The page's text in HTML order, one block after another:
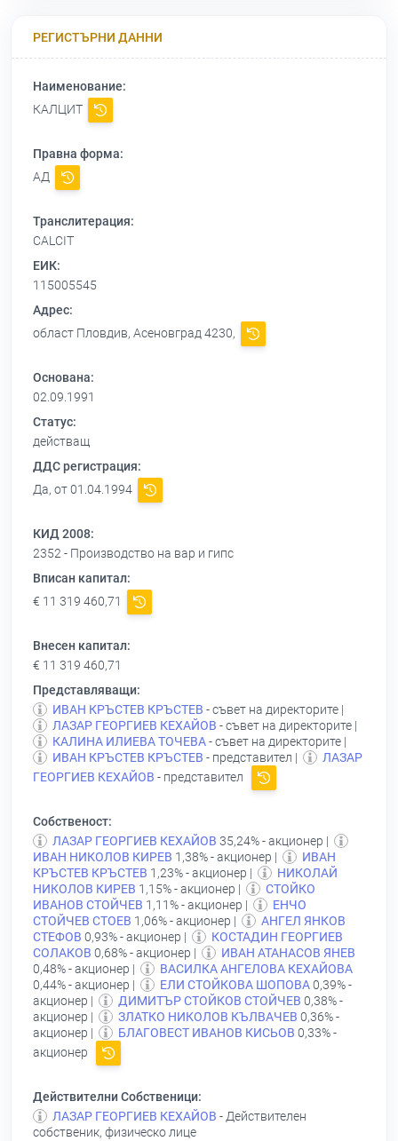
РЕГИСТЪРНИ ДАННИ
Наименование:
КАЛЦИТ
Правна форма:
АД
Транслитерация:
CALCIT
ЕИК:
115005545
Адрес:
област Пловдив, Асеновград 4230,
Основана:
02.09.1991
Статус:
действащ
ДДС регистрация:
Да, от 01.04.1994
КИД 2008:
2352 - Производство на вар и гипс
Вписан капитал:
€ 11 319 460,71
Внесен капитал:
€ 11 319 460,71
Представляващи:
ИВАН КРЪСТЕВ КРЪСТЕВ - съвет на директорите |
ЛАЗАР ГЕОРГИЕВ КЕХАЙОВ - съвет на директорите |
КАЛИНА ИЛИЕВА ТОЧЕВА- съвет на директорите |
ИВАН КРЪСТЕВ КРЪСТЕВ - представител |
ЛАЗАР
ГЕОРГИЕВ КЕХАЙОВ - представител
Собственост:
ЛАЗАР ГЕОРГИЕВ КЕХАЙОВ 35,24% - акционер |
ИВАН НИКОЛОВ КИРЕВ 1,38% - акционер |
ИВАН
КРЪСТЕВ КРЪСТЕВ 1,23% - акционер |
НИКОЛАЙ
НИКОЛОВ КИРЕВ 1,15% - акционер |
СТОЙКО
ИВАНОВ СТОЙЧЕВ 1,11% - акционер |
ЕНЧО
СТОЙЧЕВ СТОЕВ 1,06% - акционер |
АНГЕЛ ЯНКОВ
СТЕФОВ 0,93% - акционер |
КОСТАДИН ГЕОРГИЕВ
СОЛАКОВ 0,68% - акционер |
ИВАН АТАНАСОВ ЯНЕВ
0,48% - акционер |
ВАСИЛКА АНГЕЛОВА КЕХАЙОВА
0,44% - акционер |
ЕЛИ СТОЙКОВА ШОПОВА0,39% -
акционер |
ДИМИТЪР СТОЙКОВ СТОЙЧЕВ 0,38% -
акционер |
ЗЛАТКО НИКОЛОВ КЪЛВАЧЕВ 0,36% -
акционер |
БЛАГОВЕСТ ИВАНОВ КИСЬОВ 0,33% -
акционер
Действителни Собственици:
ЛАЗАР ГЕОРГИЕВ КЕХАЙОВ - Действителен
собственик, физическо лице